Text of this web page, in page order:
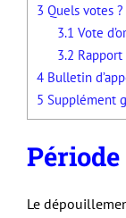
3 Quels votes ?
3.1 Vote
3.2
4 Bulletin
5 Supplément
Le